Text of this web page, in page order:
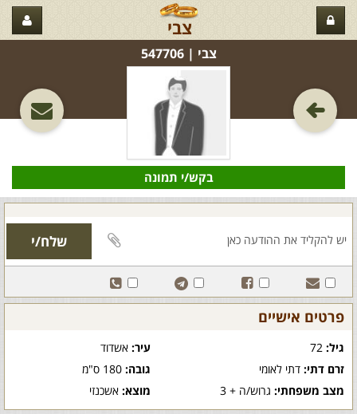
צבי
צבי‏ | 547706
בקש/י תמונה
פרטים אישיים
גיל: עיר:אשדוד
זרם דתי: דתי לאומי גובה:180 ס"מ
מצב משפחתי: גרוש/ה + 3 מוצא:אשכנזי